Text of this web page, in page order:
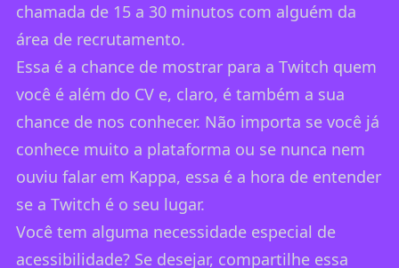
chamada de 15 a 30 minutos com alguém da
área de recrutamento.
Essa é a chance de mostrar para a Twitch quem
você é além do CV e, claro, é também a sua
chance de nos conhecer. Não importa se você já
conhece muito a plataforma ou se nunca nem
ouviu falar em Kappa, essa é a hora de entender
se a Twitch é o seu lugar.
Você tem alguma necessidade especial de
acessibilidade? Se desejar, compartilhe essa